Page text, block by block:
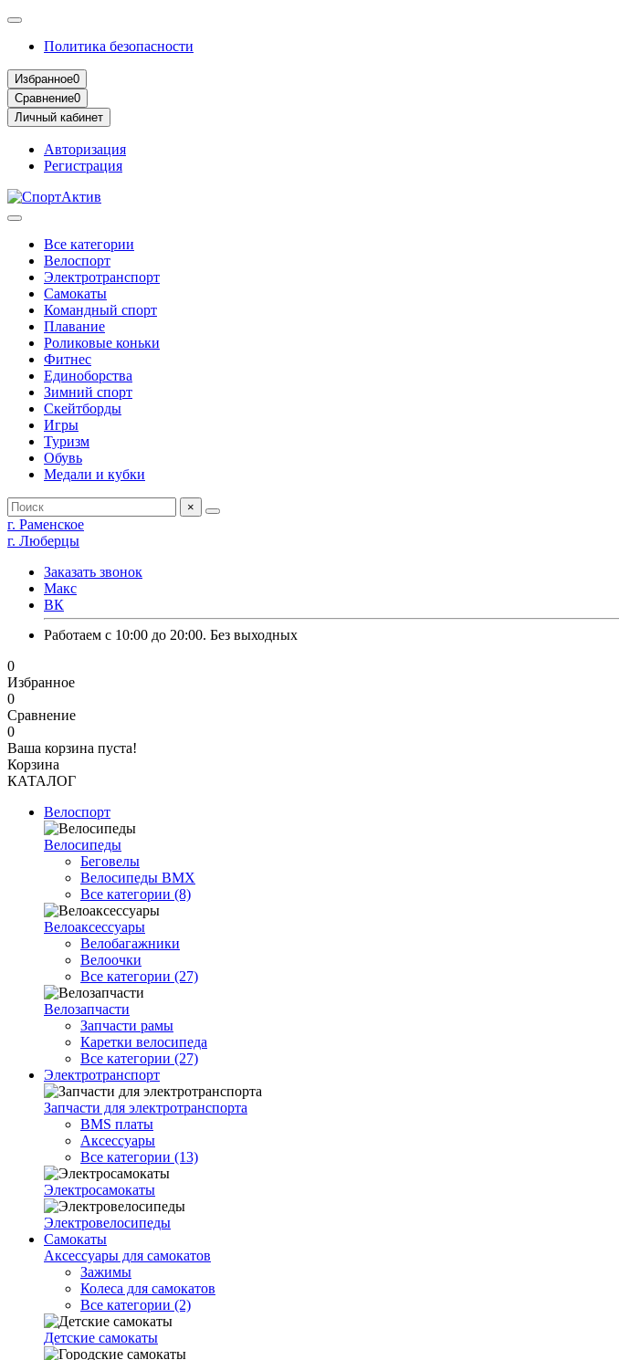
Политика безопасности
Избранное0
Сравнение0
Личный кабинет
Авторизация
Регистрация
Все категории
Велоспорт
Электротранспорт
Самокаты
Командный спорт
Плавание
Роликовые коньки
Фитнес
Единоборства
Зимний спорт
Скейтборды
Игры
Туризм
Обувь
Медали и кубки
×
г. Раменское
г. Люберцы
Заказать звонок
Макс
ВК
Работаем с 10:00 до 20:00. Без выходных
0
Избранное
0
Сравнение
0
Ваша корзина пуста!
Корзина
КАТАЛОГ
Велоспорт
Велосипеды
Беговелы
Велосипеды BMX
Все категории (8)
Велоаксессуары
Велобагажники
Велоочки
Все категории (27)
Велозапчасти
Запчасти рамы
Каретки велосипеда
Все категории (27)
Электротранспорт
Запчасти для электротранспорта
BMS платы
Аксессуары
Все категории (13)
Электросамокаты
Электровелосипеды
Самокаты
Аксессуары для самокатов
Зажимы
Колеса для самокатов
Все категории (2)
Детские самокаты